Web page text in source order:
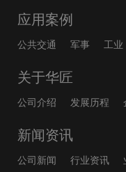
应用案例
公共交通 军事 工业
关于华匠
公司介绍 发展历程
新闻资讯
公司新闻 行业资讯